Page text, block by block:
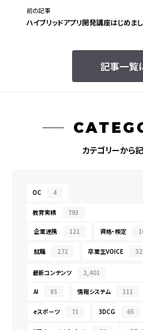
記事一覧
前の記事
ハイブリッドアプリ開発講座はじめま
カテゴリーから
OC 4
教育実績 793
企業連携 121 資格・検定
就職 272 卒業生VOICE 32
最新コンテンツ 2,401
AI 85 情報システム 111
eスポーツ 71 3DCG 65